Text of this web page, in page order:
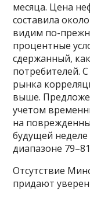
месяца. Цена
составила
видим по-
процентные
сдержанный,
потребителей.
рынка
выше.
учетом
на
будущей
диапазоне
Отсутствие
придают